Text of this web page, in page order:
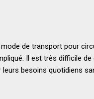
de transport pour
Il est très difficile
besoins quotidiens